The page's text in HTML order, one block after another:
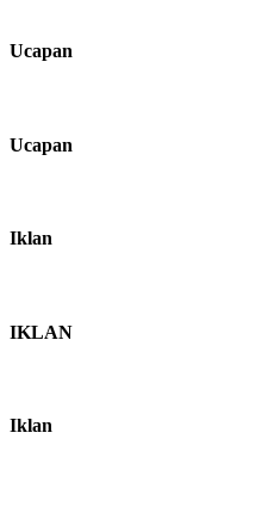
Ucapan
Ucapan
Iklan
IKLAN
Iklan